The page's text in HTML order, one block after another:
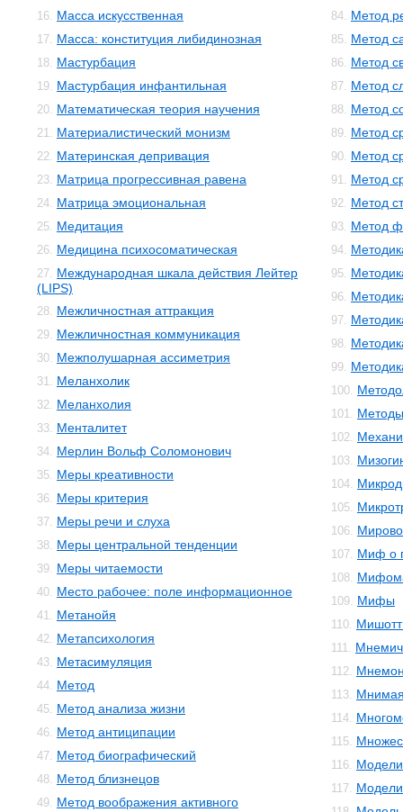
16. Масса искусственная
17. Масса: конституция либидинозная
18. Мастурбация
19. Мастурбация инфантильная
20. Математическая теория научения
21. Материалистический монизм
22. Материнская депривация
23. Матрица прогрессивная равена
24. Матрица эмоциональная
25. Медитация
26. Медицина психосоматическая
27. Международная шкала действия Лейтер
(LIPS)
28. Межличностная аттракция
29. Межличностная коммуникация
30. Межполушарная ассиметрия
31. Меланхолик
32. Меланхолия
33. Менталитет
34. Мерлин Вольф Соломонович
35. Меры креативности
36. Меры критерия
37. Меры речи и слуха
38. Меры центральной тенденции
39. Меры читаемости
40. Место рабочее: поле информационное
41. Метанойя
42. Метапсихология
43. Метасимуляция
44. Метод
45. Метод анализа жизни
46. Метод антиципации
47. Метод биографический
48. Метод близнецов
49. Метод воображения активного
84. Метод
85. Метод
86. Метод
87. Метод
88. Метод
89. Метод
90. Метод
91. Метод
92. Метод
93. Метод
94.
95.
96.
97.
98.
99.
100.
101. Методы
102.
103.
104.
105.
106.
107. Миф о
108.
109. Мифы
110.
111.
112.
113.
114.
115.
116.
117.